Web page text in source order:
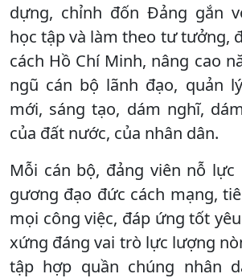
dựng, chỉnh đốn Đảng gắn
học tập và làm theo tư tưởng,
cách Hồ Chí Minh, nâng cao
ngũ cán bộ lãnh đạo, quản
mới, sáng tạo, dám nghĩ,
của đất nước, của nhân dân.
Mỗi cán bộ, đảng viên nỗ lực
gương đạo đức cách mạng,
mọi công việc, đáp ứng tốt
xứng đáng vai trò lực lượng
tập hợp quần chúng nhân